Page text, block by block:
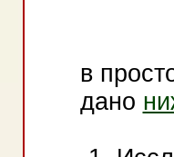
в
дано